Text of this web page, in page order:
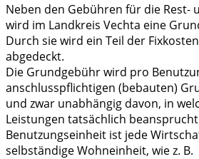
Neben den Gebühren für die Rest-
wird im Landkreis Vechta eine
Durch sie wird ein Teil der
abgedeckt.
Die Grundgebühr wird pro
anschlusspflichtigen (bebauten)
und zwar unabhängig davon, in
Leistungen tatsächlich
Benutzungseinheit ist jede
selbständige Wohneinheit, wie z. B.